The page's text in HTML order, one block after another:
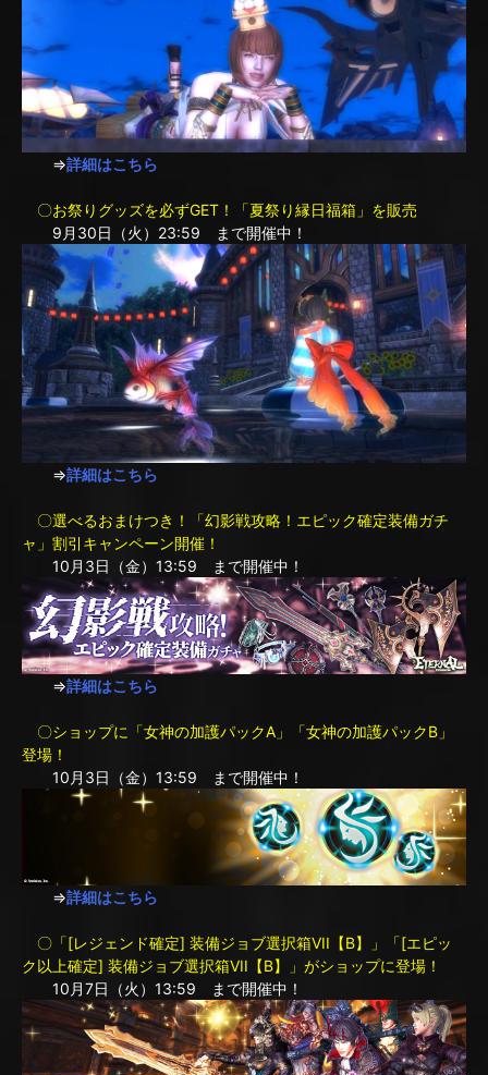
⇒詳細はこちら
〇お祭りグッズを必ずGET！「夏祭り縁日福箱」を販売
9月30日（火）23:59 まで開催中！
⇒詳細はこちら
〇選べるおまけつき！「幻影戦攻略！エピック確定装備ガチ
ャ」割引キャンペーン開催！
10月3日（金）13:59 まで開催中！
⇒詳細はこちら
〇ショップに「女神の加護パックA」「女神の加護パックB」
登場！
10月3日（金）13:59 まで開催中！
⇒詳細はこちら
〇「[レジェンド確定] 装備ジョブ選択箱VII【B】」「[エピッ
ク以上確定] 装備ジョブ選択箱VII【B】」がショップに登場！
10月7日（火）13:59 まで開催中！